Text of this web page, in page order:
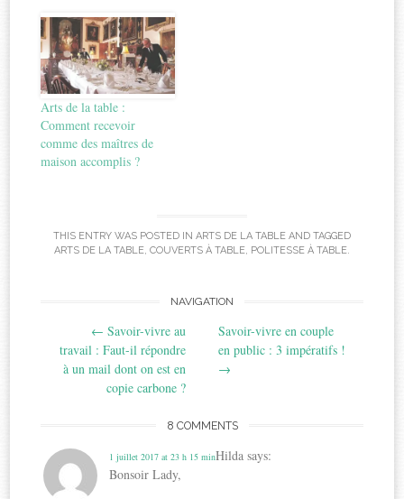
Arts de la table :
Comment recevoir
comme des maîtres de
maison accomplis ?
THIS ENTRY WAS POSTED IN ARTS DE LA TABLE AND TAGGED
ARTS DE LA TABLE, COUVERTS À TABLE, POLITESSE À TABLE.
navigation
NAVIGATION
← Savoir-vivre au
travail : Faut-il répondre
à un mail dont on est en
copie carbone ?
Savoir-vivre en couple
en public : 3 impératifs !
→
8 COMMENTS
Hilda says:
1 juillet 2017 at 23 h 15 min
Bonsoir Lady,